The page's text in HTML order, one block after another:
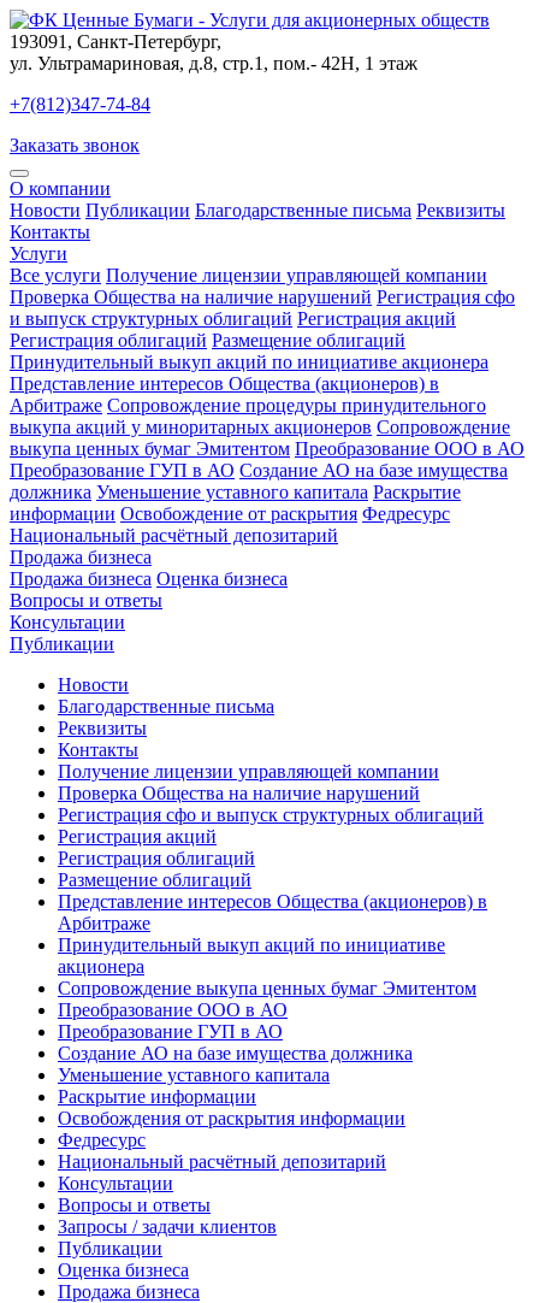
193091 , Санкт-Петербург,
ул. Ультрамариновая, д.8, стр.1, пом.- 42Н, 1 этаж
+7(812)347-74-84
Заказать звонок
О компании
Новости Публикации Благодарственные письма Реквизиты
Контакты
Услуги
Все услуги Получение лицензии управляющей компании
Проверка Общества на наличие нарушений Регистрация сфо
и выпуск структурных облигаций Регистрация акций
Регистрация облигаций Размещение облигаций
Принудительный выкуп акций по инициативе акционера
Представление интересов Общества (акционеров) в
Арбитраже Сопровождение процедуры принудительного
выкупа акций у миноритарных акционеров Сопровождение
выкупа ценных бумаг Эмитентом Преобразование ООО в АО
Преобразование ГУП в АО Создание АО на базе имущества
должника Уменьшение уставного капитала Раскрытие
информации Освобождение от раскрытия Федресурс
Национальный расчётный депозитарий
Продажа бизнеса
Продажа бизнеса Оценка бизнеса
Вопросы и ответы
Консультации
Публикации
Новости
Благодарственные письма
Реквизиты
Контакты
Получение лицензии управляющей компании
Проверка Общества на наличие нарушений
Регистрация сфо и выпуск структурных облигаций
Регистрация акций
Регистрация облигаций
Размещение облигаций
Представление интересов Общества (акционеров) в
Арбитраже
Принудительный выкуп акций по инициативе
акционера
Сопровождение выкупа ценных бумаг Эмитентом
Преобразование ООО в АО
Преобразование ГУП в АО
Создание АО на базе имущества должника
Уменьшение уставного капитала
Раскрытие информации
Освобождения от раскрытия информации
Федресурс
Национальный расчётный депозитарий
Консультации
Вопросы и ответы
Запросы / задачи клиентов
Публикации
Оценка бизнеса
Продажа бизнеса